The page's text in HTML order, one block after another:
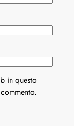
in questo